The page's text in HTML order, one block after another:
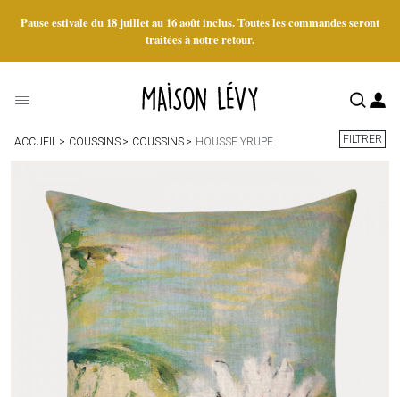
Pause estivale du 18 juillet au 16 août inclus. Toutes les commandes seront
traitées à notre retour.
ACCUEIL COUSSINS COUSSINS HOUSSE YRUPE FILTRER